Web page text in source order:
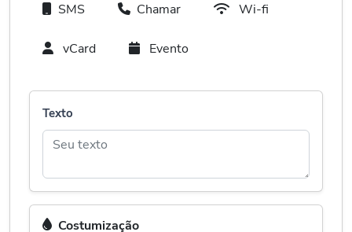
SMS Chamar Wi-fi
vCard Evento
Texto
Costumização